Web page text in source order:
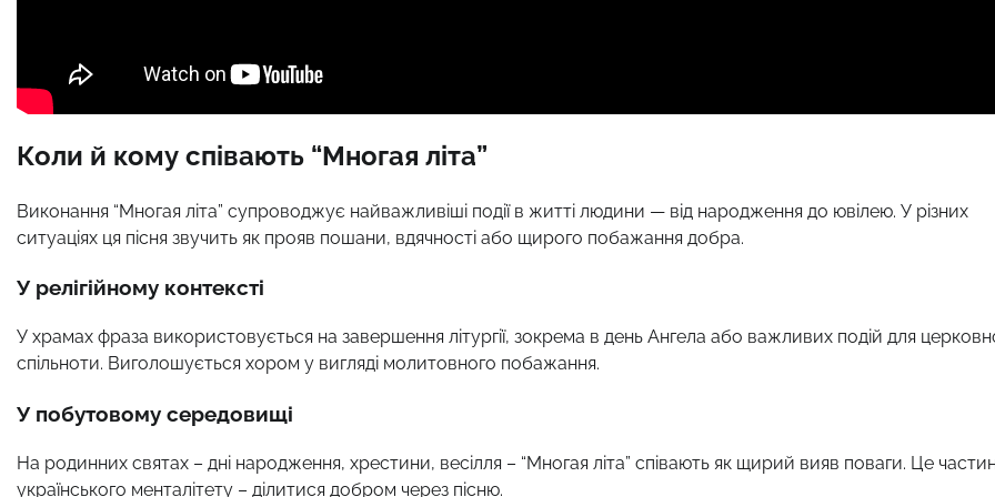
Коли й кому співають “Многая літа”
Виконання “Многая літа” супроводжує найважливіші події в житті людини — від народження до ювілею. У різних
ситуаціях ця пісня звучить як прояв пошани, вдячності або щирого побажання добра.
У релігійному контексті
У храмах фраза використовується на завершення літургії, зокрема в день Ангела або важливих подій для
спільноти. Виголошується хором у вигляді молитовного побажання.
У побутовому середовищі
На родинних святах – дні народження, хрестини, весілля – “Многая літа” співають як щирий вияв поваги. Це
українського менталітету – ділитися добром через пісню.